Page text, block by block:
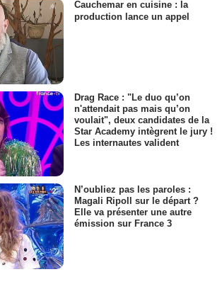
Cauchemar en cuisine : la
production lance un appel
Drag Race : "Le duo qu’on
n'attendait pas mais qu’on
voulait", deux candidates de la
Star Academy intègrent le jury !
Les internautes valident
N’oubliez pas les paroles :
Magali Ripoll sur le départ ?
Elle va présenter une autre
émission sur France 3